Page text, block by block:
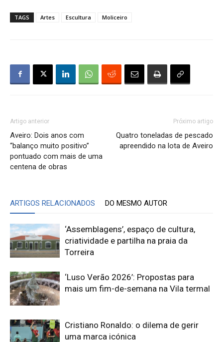
TAGS Artes Escultura Moliceiro
Artigo anterior
Aveiro: Dois anos com
“balanço muito positivo”
pontuado com mais de uma
centena de obras
Próximo artigo
Quatro toneladas de pescado
apreendido na lota de Aveiro
ARTIGOS RELACIONADOS DO MESMO AUTOR
‘Assemblagens’, espaço de cultura,
criatividade e partilha na praia da
Torreira
‘Luso Verão 2026’: Propostas para
mais um fim-de-semana na Vila termal
Cristiano Ronaldo: o dilema de gerir
uma marca icónica